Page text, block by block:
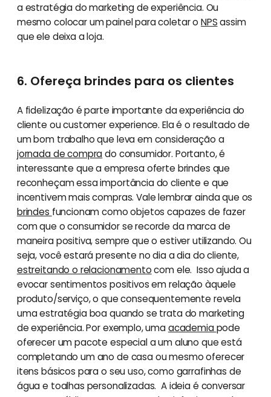
a estratégia do marketing de experiência. Ou
mesmo colocar um painel para coletar o NPSassim
que ele deixa a loja.
6. Ofereça brindes para os clientes
A fidelização é parte importante da experiência do
cliente ou customer experience. Ela é o resultado de
um bom trabalho que leva em consideração a
jornada de comprado consumidor. Portanto, é
interessante que a empresa oferte brindes que
reconheçam essa importância do cliente e que
incentivem mais compras. Vale lembrar ainda que os
brindes funcionam como objetos capazes de fazer
com que o consumidor se recorde da marca de
maneira positiva, sempre que o estiver utilizando. Ou
seja, você estará presente no dia a dia do cliente,
estreitando o relacionamentocom ele. Isso ajuda a
evocar sentimentos positivos em relação àquele
produto/serviço, o que consequentemente revela
uma estratégia boa quando se trata do marketing
de experiência. Por exemplo, umaacademiapode
oferecer um pacote especial a um aluno que está
completando um ano de casa ou mesmo oferecer
itens básicos para o seu uso, como garrafinhas de
água e toalhas personalizadas. A ideia é conversar